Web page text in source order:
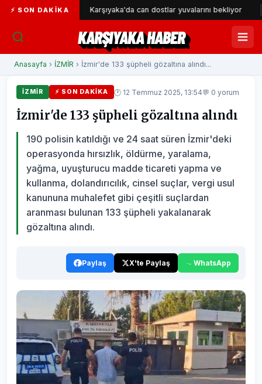
⚡ SON DAKIKAKarşıyaka'da can dostlar yuvalarını bekliyor
KARŞIYAKA HABER
Anasayfa › İZMİR › İzmir'de 133 şüpheli gözaltına alındı...
İZMİR ⚡ SON DAKIKA 🕐 12 Temmuz 2025, 13:54💬 0 yorum
İzmir'de 133 şüpheli gözaltına alındı
190 polisin katıldığı ve 24 saat süren İzmir'deki
operasyonda hırsızlık, öldürme, yaralama,
yağma, uyuşturucu madde ticareti yapma ve
kullanma, dolandırıcılık, cinsel suçlar, vergi usul
kanununa muhalefet gibi çeşitli suçlardan
aranması bulunan 133 şüpheli yakalanarak
gözaltına alındı.
Paylaş X'te Paylaş WhatsApp